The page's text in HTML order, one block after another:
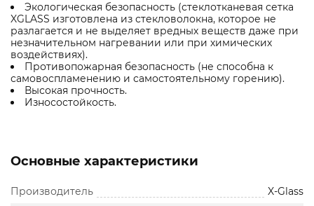
Экологическая безопасность (стеклотканевая сетка
XGLASS изготовлена из стекловолокна, которое не
разлагается и не выделяет вредных веществ даже при
незначительном нагревании или при химических
воздействиях).
Противопожарная безопасность (не способна к
самовоспламенению и самостоятельному горению).
Высокая прочность.
Износостойкость.
Основные характеристики
Производитель
X-Glass